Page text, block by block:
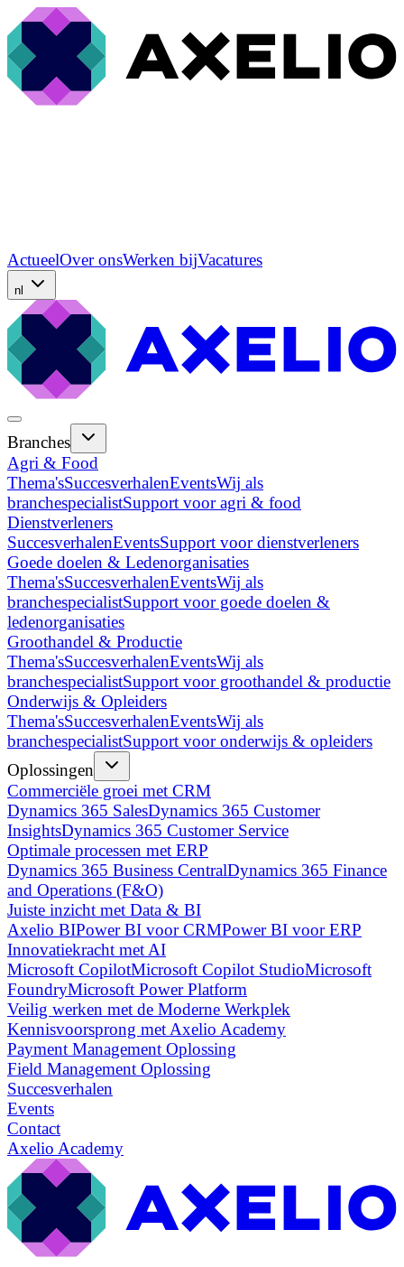
ActueelOver onsWerken bijVacatures
nl
Branches
Agri & Food
Thema'sSuccesverhalenEventsWij als
branchespecialistSupport voor agri & food
Dienstverleners
SuccesverhalenEventsSupport voor dienstverleners
Goede doelen & Ledenorganisaties
Thema'sSuccesverhalenEventsWij als
branchespecialistSupport voor goede doelen &
ledenorganisaties
Groothandel & Productie
Thema'sSuccesverhalenEventsWij als
branchespecialistSupport voor groothandel & productie
Onderwijs & Opleiders
Thema'sSuccesverhalenEventsWij als
branchespecialistSupport voor onderwijs & opleiders
Oplossingen
Commerciële groei met CRM
Dynamics 365 SalesDynamics 365 Customer
InsightsDynamics 365 Customer Service
Optimale processen met ERP
Dynamics 365 Business CentralDynamics 365 Finance
and Operations (F&O)
Juiste inzicht met Data & BI
Axelio BIPower BI voor CRMPower BI voor ERP
Innovatiekracht met AI
Microsoft CopilotMicrosoft Copilot StudioMicrosoft
FoundryMicrosoft Power Platform
Veilig werken met de Moderne Werkplek
Kennisvoorsprong met Axelio Academy
Payment Management Oplossing
Field Management Oplossing
Succesverhalen
Events
Contact
Axelio Academy